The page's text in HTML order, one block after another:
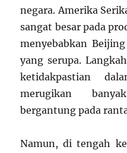
negara. Amerika
sangat besar pada
menyebabkan
yang serupa.
ketidakpastian
merugikan
bergantung pada
Namun, di tengah